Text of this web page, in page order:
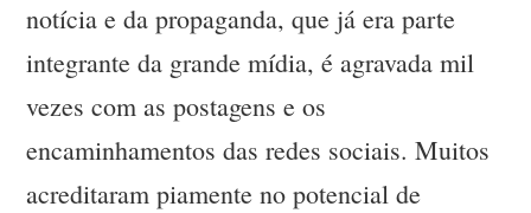
notícia e da propaganda, que já era parte
integrante da grande mídia, é agravada mil
vezes com as postagens e os
encaminhamentos das redes sociais. Muitos
acreditaram piamente no potencial de